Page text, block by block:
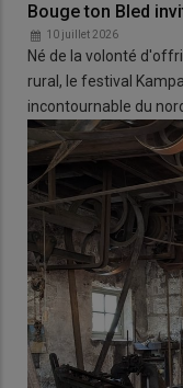
Bouge ton Bled
10 juillet 2026
Né de la volonté
rural, le festival
incontournable du